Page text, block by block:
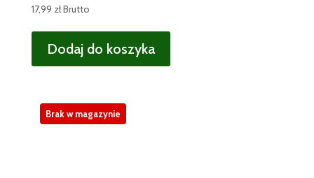
17,99 złBrutto
Dodaj do koszyka
Brak w magazynie